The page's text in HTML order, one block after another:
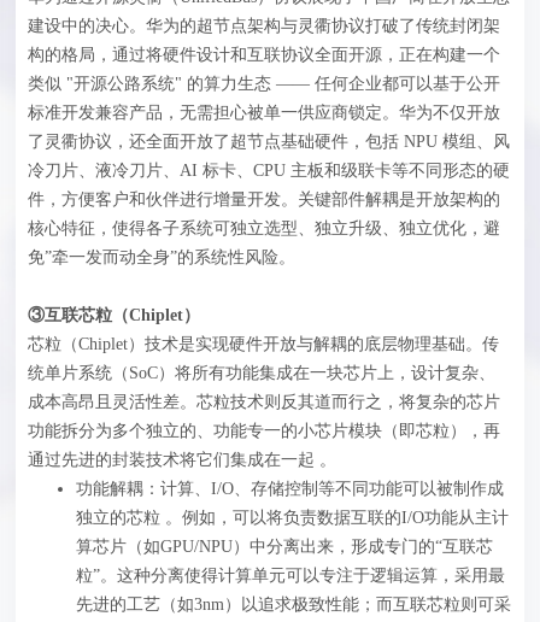
建设中的决心。华为的超节点架构与灵衢协议打破了传统封闭架
构的格局，通过将硬件设计和互联协议全面开源，正在构建一个
类似 "开源公路系统" 的算力生态 —— 任何企业都可以基于公开
标准开发兼容产品，无需担心被单一供应商锁定。华为不仅开放
了灵衢协议，还全面开放了超节点基础硬件，包括 NPU 模组、风
冷刀片、液冷刀片、AI 标卡、CPU 主板和级联卡等不同形态的硬
件，方便客户和伙伴进行增量开发。关键部件解耦是开放架构的
核心特征，使得各子系统可独立选型、独立升级、独立优化，避
免”牵一发而动全身”的系统性风险。
③互联芯粒（Chiplet）
芯粒（Chiplet）技术是实现硬件开放与解耦的底层物理基础。传
统单片系统（SoC）将所有功能集成在一块芯片上，设计复杂、
成本高昂且灵活性差。芯粒技术则反其道而行之，将复杂的芯片
功能拆分为多个独立的、功能专一的小芯片模块（即芯粒），再
通过先进的封装技术将它们集成在一起 。
功能解耦：计算、I/O、存储控制等不同功能可以被制作成
独立的芯粒 。例如，可以将负责数据互联的I/O功能从主计
算芯片（如GPU/NPU）中分离出来，形成专门的“互联芯
粒”。这种分离使得计算单元可以专注于逻辑运算，采用最
先进的工艺（如3nm）以追求极致性能；而互联芯粒则可采